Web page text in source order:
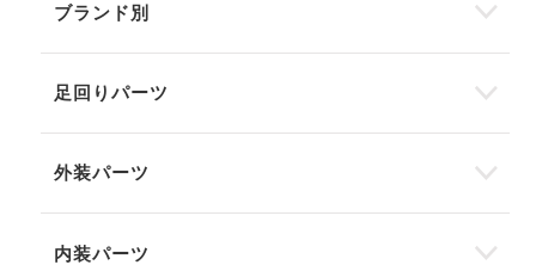
ブランド別
足回りパーツ
外装パーツ
内装パーツ